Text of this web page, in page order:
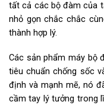
tất cả các bộ đàm của
nhỏ gọn chắc chắc
thành hợp lý.
Các sản phẩm máy bộ
tiêu chuẩn chống sốc
định và mạnh mẽ, nó
cầm tay lý tưởng trong